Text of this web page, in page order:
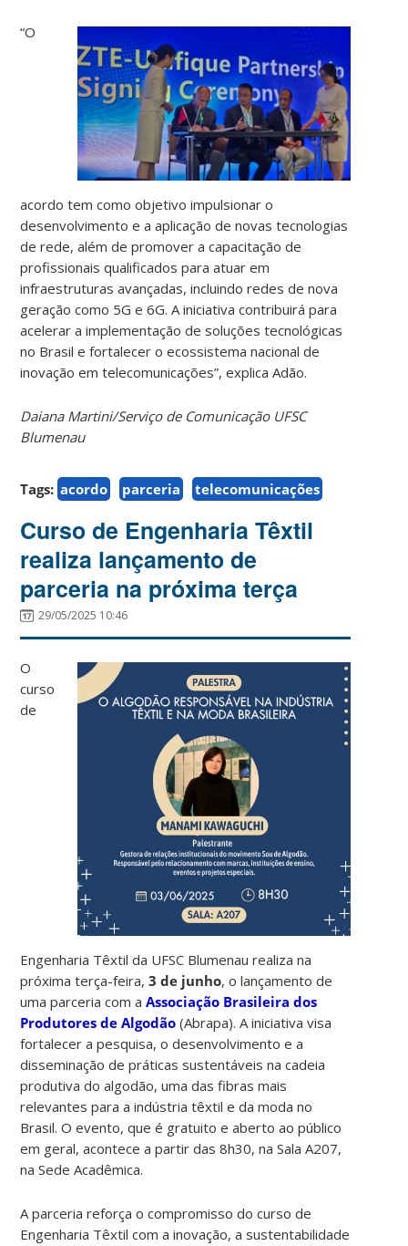
“O
acordo tem como objetivo impulsionar o
desenvolvimento e a aplicação de novas tecnologias
de rede, além de promover a capacitação de
profissionais qualificados para atuar em
infraestruturas avançadas, incluindo redes de nova
geração como 5G e 6G. A iniciativa contribuirá para
acelerar a implementação de soluções tecnológicas
no Brasil e fortalecer o ecossistema nacional de
inovação em telecomunicações”, explica Adão.
Daiana Martini/Serviço de Comunicação UFSC
Blumenau
Tags: acordo parceria telecomunicações
Curso de Engenharia Têxtil
realiza lançamento de
parceria na próxima terça
29/05/2025 10:46
O
curso
de
Engenharia Têxtil da UFSC Blumenau realiza na
próxima terça-feira,3 de junho, o lançamento de
uma parceria com aAssociação Brasileira dos
Produtores de Algodão (Abrapa). A iniciativa visa
fortalecer a pesquisa, o desenvolvimento e a
disseminação de práticas sustentáveis na cadeia
produtiva do algodão, uma das fibras mais
relevantes para a indústria têxtil e da moda no
Brasil. O evento, que é gratuito e aberto ao público
em geral, acontece a partir das 8h30, na Sala A207,
na Sede Acadêmica.
A parceria reforça o compromisso do curso de
Engenharia Têxtil com a inovação, a sustentabilidade